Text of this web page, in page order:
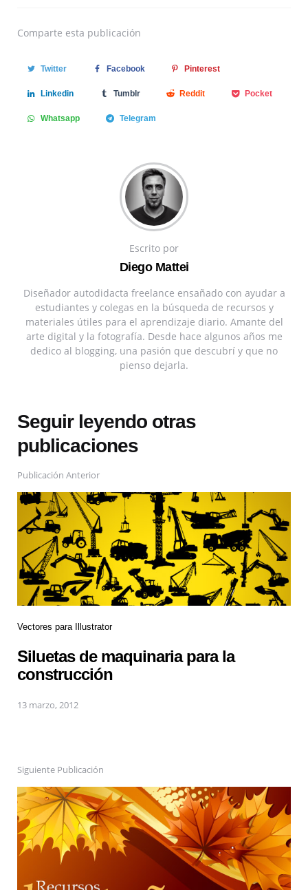
Comparte esta publicación
Twitter Facebook Pinterest
Linkedin Tumblr Reddit Pocket
Whatsapp Telegram
Escrito por
Diego Mattei
Diseñador autodidacta freelance ensañado con ayudar a
estudiantes y colegas en la búsqueda de recursos y
materiales útiles para el aprendizaje diario. Amante del
arte digital y la fotografía. Desde hace algunos años me
dedico al blogging, una pasión que descubrí y que no
pienso dejarla.
Seguir leyendo otras
publicaciones
Publicación Anterior
Vectores para Illustrator
Siluetas de maquinaria para la
construcción
13 marzo, 2012
Siguiente Publicación